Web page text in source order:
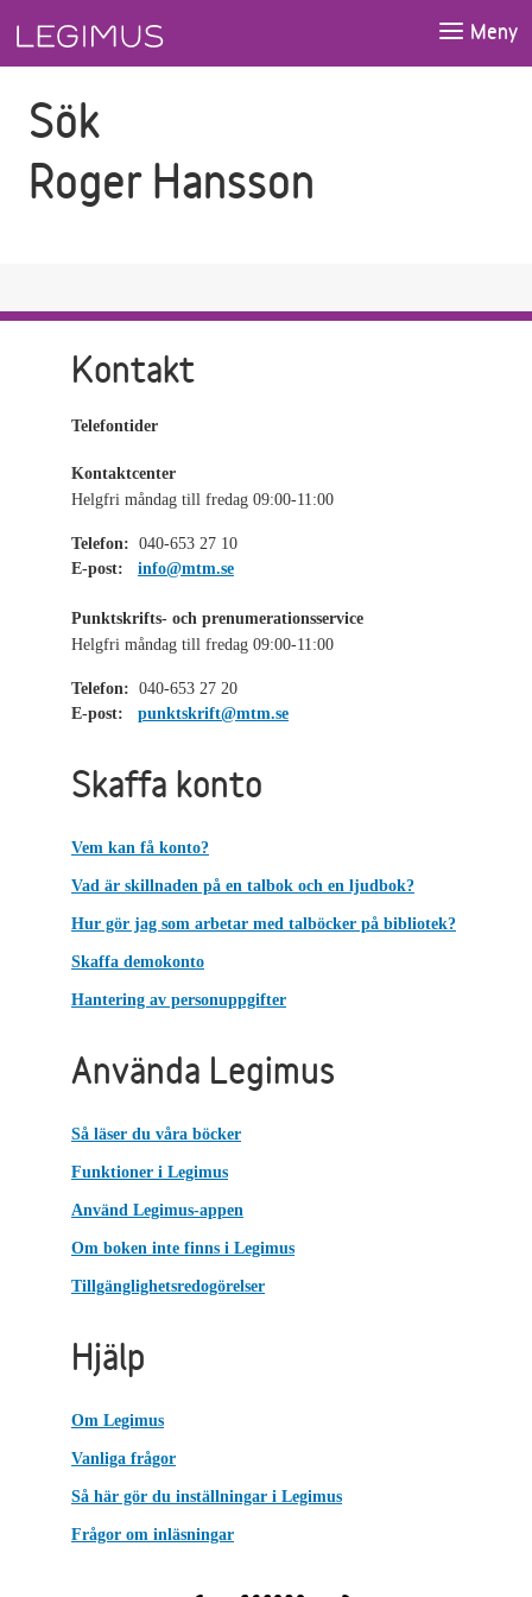
Meny
Sök
Roger Hansson
Kontakt
Telefontider
Kontaktcenter
Helgfri måndag till fredag 09:00-11:00
Telefon: 040-653 27 10
E-post:
info@mtm.se
Punktskrifts- och prenumerationsservice
Helgfri måndag till fredag 09:00-11:00
Telefon: 040-653 27 20
E-post:
punktskrift@mtm.se
Skaffa konto
Vem kan få konto?
Vad är skillnaden på en talbok och en ljudbok?
Hur gör jag som arbetar med talböcker på bibliotek?
Skaffa demokonto
Hantering av personuppgifter
Använda Legimus
Så läser du våra böcker
Funktioner i Legimus
Använd Legimus-appen
Om boken inte finns i Legimus
Tillgänglighetsredogörelser
Hjälp
Om Legimus
Vanliga frågor
Så här gör du inställningar i Legimus
Frågor om inläsningar